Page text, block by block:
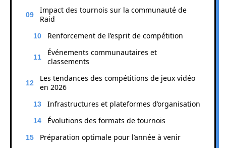
Impact des tournois sur la communauté de
Raid
Renforcement de l’esprit de compétition
Événements communautaires et
classements
Les tendances des compétitions de jeux vidéo
en 2026
Infrastructures et plateformes d’organisation
Évolutions des formats de tournois
Préparation optimale pour l’année à venir